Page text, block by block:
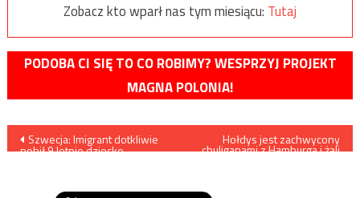
Zobacz kto wparł nas tym miesiącu: Tutaj
PODOBA CI SIĘ TO CO ROBIMY? WESPRZYJ PROJEKT
MAGNA POLONIA!
Nawigacja
Szwecja: Imigrant dotkliwie
pobił 9 letnie dziecko.
Hołdys jest zachwycony
chuliganami z Hamburga i żali